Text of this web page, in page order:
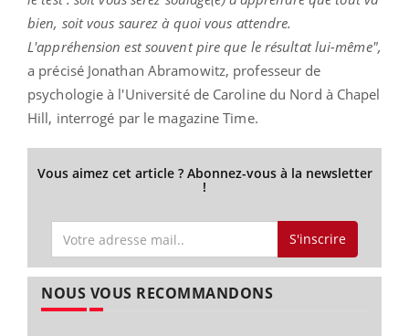
bien, soit vous saurez à quoi vous attendre.
L'appréhension est souvent pire que le résultat lui-même",
a précisé Jonathan Abramowitz, professeur de
psychologie à l'Université de Caroline du Nord à Chapel
Hill, interrogé par le magazine Time.
Vous aimez cet article ? Abonnez-vous à la newsletter
!
S'inscrire
NOUS VOUS RECOMMANDONS